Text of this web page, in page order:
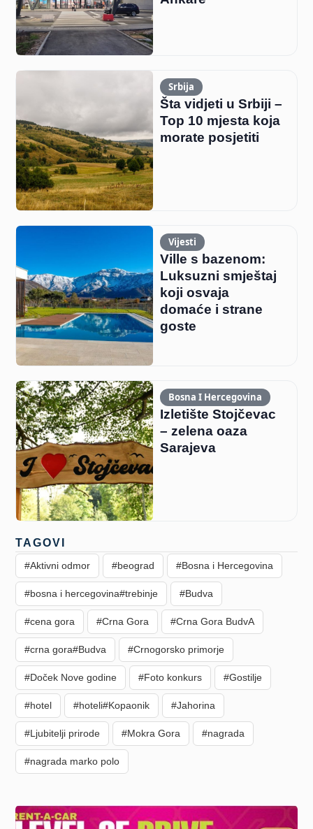
Srbija
Šta vidjeti u Srbiji –
Top 10 mjesta koja
morate posjetiti
Vijesti
Ville s bazenom:
Luksuzni smještaj
koji osvaja
domaće i strane
goste
Bosna I Hercegovina
Izletište Stojčevac
– zelena oaza
Sarajeva
TAGOVI
#Aktivni odmor #beograd #Bosna i Hercegovina
#bosna i hercegovina#trebinje #Budva
#cena gora #Crna Gora #Crna Gora BudvA
#crna gora#Budva #Crnogorsko primorje
#Doček Nove godine #Foto konkurs #Gostilje
#hotel #hoteli#Kopaonik #Jahorina
#Ljubitelji prirode #Mokra Gora #nagrada
#nagrada marko polo